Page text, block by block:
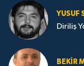
YUSUF
Diriliş
BEKIR